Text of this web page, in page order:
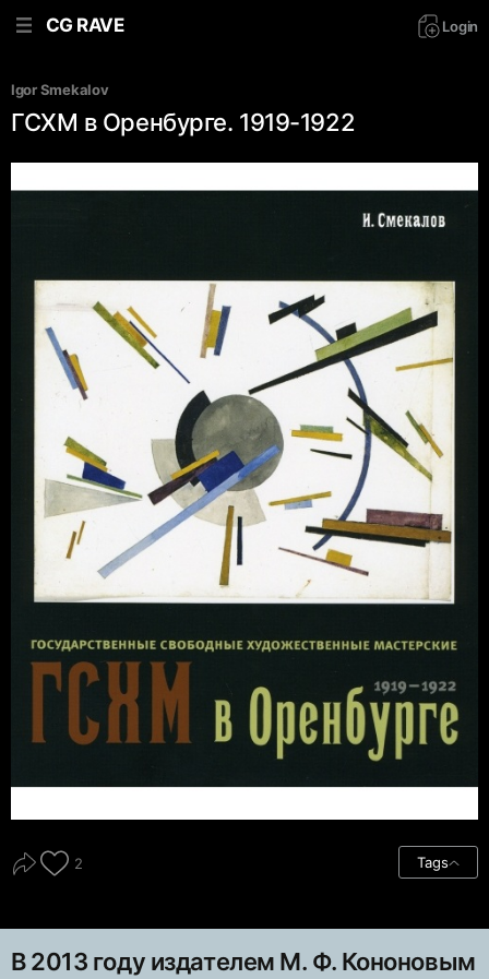
CG RAVE Login
Igor Smekalov
ГСХМ в Оренбурге. 1919-1922
2 Tags
В 2013 году издателем М. Ф. Кононовым